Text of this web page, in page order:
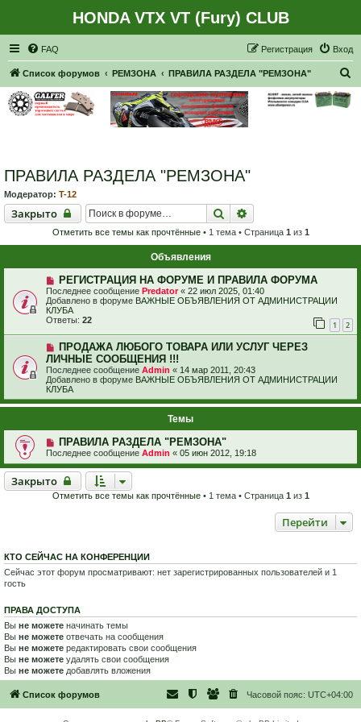
HONDA VTX VT (Fury) CLUB
FAQ Вход
Регистрация
Список форумов РЕМЗОНА ПРАВИЛА РАЗДЕЛА "РЕМЗОНА"
ПРАВИЛА РАЗДЕЛА "РЕМЗОНА"
Модератор: T-12
Закрыто
Закрыто Поиск
Отметить все темы как прочтённые• 1 тема • Страница 1 из 1
Объявления
РЕГИСТРАЦИЯ НА ФОРУМЕ И ПРАВИЛА ФОРУМА
Последнее сообщение Predator« 22 июл 2025, 01:40
Добавлено в форуме ВАЖНЫЕ ОБЪЯВЛЕНИЯ ОТ АДМИНИСТРАЦИИ
КЛУБА
Ответы: 22 1 2
ПРОДАЖА ЛЮБОГО ТОВАРА ИЛИ УСЛУГ ЧЕРЕЗ
ЛИЧНЫЕ СООБЩЕНИЯ !!!
Последнее сообщение Admin « 14 мар 2011, 20:43
Добавлено в форуме ВАЖНЫЕ ОБЪЯВЛЕНИЯ ОТ АДМИНИСТРАЦИИ
КЛУБА
Темы
ПРАВИЛА РАЗДЕЛА "РЕМЗОНА"
Последнее сообщение Admin « 05 июн 2012, 19:18
Закрыто
Закрыто
Отметить все темы как прочтённые• 1 тема • Страница 1 из 1
Перейти
КТО СЕЙЧАС НА КОНФЕРЕНЦИИ
Сейчас этот форум просматривают: нет зарегистрированных пользователей и 1
гость
ПРАВА ДОСТУПА
Вы не можете начинать темы
Вы не можете отвечать на сообщения
Вы не можете редактировать свои сообщения
Вы не можете удалять свои сообщения
Вы не можете добавлять вложения
Список форумов Часовой пояс: UTC+04:00